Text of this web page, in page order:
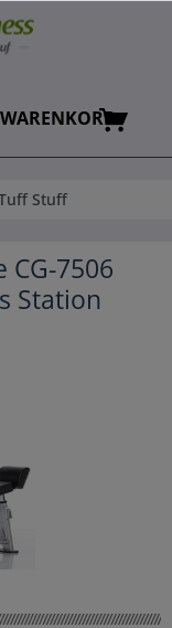
WARENKORB
Stuff
CG-7506
Station